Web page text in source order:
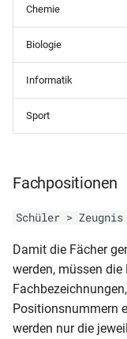
ohne Noten
RLP-GS
Klasse – 1 seitig -
dynamisch)
RLP-GS (HJZ und
4. Klasse - 2 seitig
RLP-GS
2 seitig- dynamisch)
RLP-GS
und 3. Klasse – 2
ohne Noten
RLP-GS
Sorgeberechtigten
Schülerliste (mit
Schülerliste
Behinderungsarten
Schülerliste mit
Laufbahn)
Zeugnisliste nach
Schülerfächern
aktive Schueler und
Fächerkürzel)
Schülerfächern (DIN
Zeugnisliste nach
Zeugnisliste nach
Schülerfächern
Chemie
Biologie
Informatik
Sport
Fachpositionen
Schüler >
Damit die Fächer
werden, müssen
Positionsnummern
werden nur die